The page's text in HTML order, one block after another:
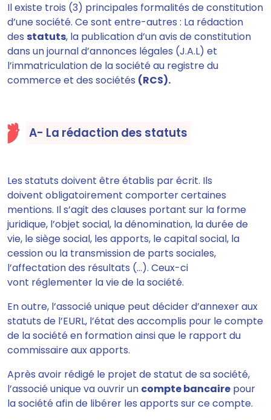
Il existe trois (3) principales formalités de constitution
d’une société. Ce sont entre-autres : La rédaction
des statuts, la publication d’un avis de constitution
dans unjournal d’annonces légales (J.A.L) et
l’immatriculation de la société au registre du
commerce et des sociétés (RCS).
A- La rédaction des statuts
Les statuts doivent être établis par écrit. Ils
doivent obligatoirement comporter certaines
mentions. Il s’agit des clauses portant sur la forme
juridique, l’objet social, la dénomination, la durée de
vie, le siège social, les apports, le capital social, la
cession ou la transmission de parts sociales,
l’affectation des résultats (…). Ceux-ci
vont réglementer la vie de la société.
En outre, l’associé unique peut décider d’annexer aux
statuts de l’EURL, l’état des accomplis pour le compte
de la société en formation ainsi que le rapport du
commissaire aux apports.
Après avoir rédigé le projet de statut de sa société,
l’associé unique va ouvrir un compte bancaire pour
la société afin de libérer les apports sur ce compte.